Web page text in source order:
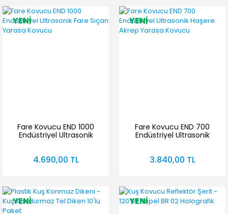
YENİ
Fare Kovucu END 1000
Endüstriyel Ultrasonik
4.690,00 TL
YENİ
Fare Kovucu END 700
Endüstriyel Ultrasonik
3.840,00 TL
YENİ YENİ